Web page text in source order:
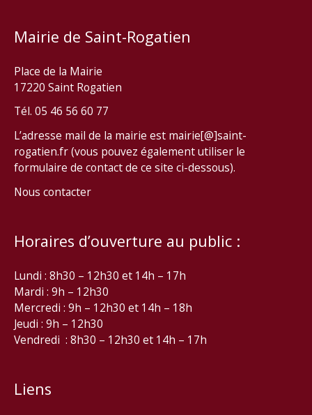
Mairie de Saint-Rogatien
Place de la Mairie
17220 Saint Rogatien
Tél. 05 46 56 60 77
L’adresse mail de la mairie est mairie[@]saint-
rogatien.fr (vous pouvez également utiliser le
formulaire de contact de ce site ci-dessous).
Nous contacter
Horaires d’ouverture au public :
Lundi : 8h30 – 12h30 et 14h – 17h
Mardi : 9h – 12h30
Mercredi : 9h – 12h30 et 14h – 18h
Jeudi : 9h – 12h30
Vendredi : 8h30 – 12h30 et 14h – 17h
Liens